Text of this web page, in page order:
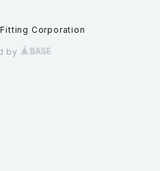
Corporation
by